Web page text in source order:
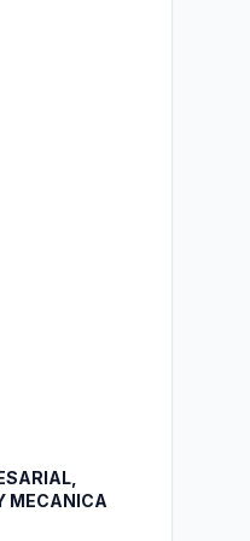
MECANICA